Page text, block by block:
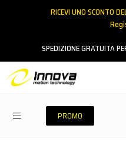
RICEVI UNO SCONTO
SPEDIZIONE GRATUITA
PROMO